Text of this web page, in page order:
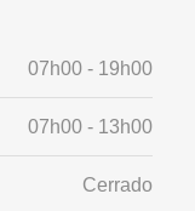
07h00 - 19h00
07h00 - 13h00
Cerrado